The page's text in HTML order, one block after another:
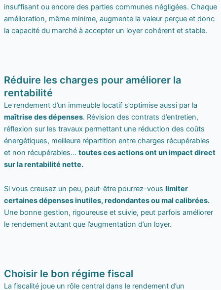
insuffisant ou encore des parties communes négligées. Chaque
amélioration, même minime, augmente la valeur perçue et donc
la capacité du marché à accepter un loyer cohérent et stable.
Réduire les charges pour améliorer la
rentabilité
Le rendement d’un immeuble locatif s’optimise aussi par la
maîtrise des dépenses. Révision des contrats d’entretien,
réflexion sur les travaux permettant une réduction des coûts
énergétiques, meilleure répartition entre charges récupérables
et non récupérables… toutes ces actions ont un impact direct
sur la rentabilité nette.
Si vous creusez un peu, peut-être pourrez-vous limiter
certaines dépenses inutiles, redondantes ou mal calibrées.
Une bonne gestion, rigoureuse et suivie, peut parfois améliorer
le rendement autant que l’augmentation d’un loyer.
Choisir le bon régime fiscal
La fiscalité joue un rôle central dans le rendement d’un